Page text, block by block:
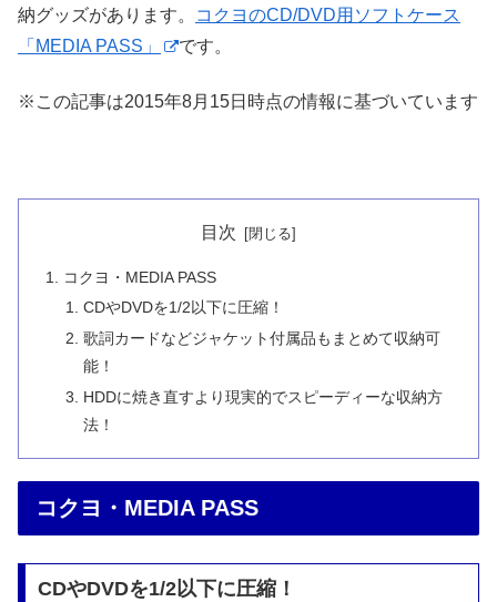
納グッズがあります。
コクヨのCD/DVD用ソフトケース
「MEDIA PASS」
です。
※この記事は2015年8月15日時点の情報に基づいています
目次
コクヨ・MEDIA PASS
CDやDVDを1/2以下に圧縮！
歌詞カードなどジャケット付属品もまとめて収納可
能！
HDDに焼き直すより現実的でスピーディーな収納方
法！
コクヨ・MEDIA PASS
CDやDVDを1/2以下に圧縮！